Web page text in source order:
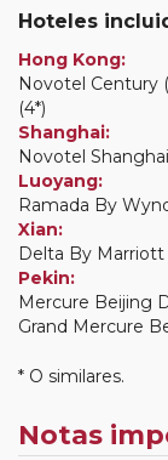
Hoteles
Hong Kong:
Novotel Century
(4*)
Shanghai:
Novotel
Luoyang:
Ramada By
Xian:
Delta By Marriott
Pekin:
Mercure Beijing
Grand Mercure
* O similares.
Notas